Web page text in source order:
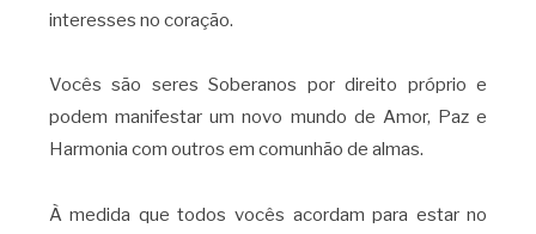
interesses no coração.
Vocês são seres Soberanos por direito próprio e
podem manifestar um novo mundo de Amor, Paz e
Harmonia com outros em comunhão de almas.
À medida que todos vocês acordam para estar no